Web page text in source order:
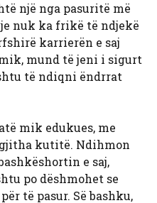
një nga pasuritë më
nuk ka frikë të ndjekë
karrierën e saj
mund të jeni i sigurt
të ndiqni ëndrrat
mik edukues, me
kutitë. Ndihmon
e saj,
po dëshmohet se
të pasur. Së bashku,